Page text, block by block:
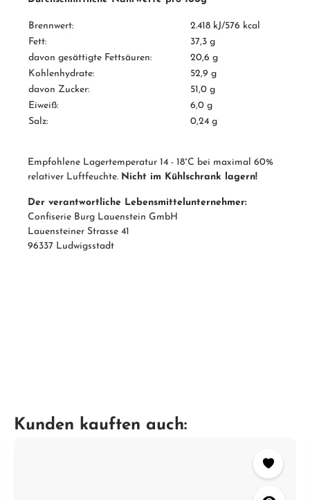
Brennwert:
2.418 kJ/576 kcal
Fett:
37,3 g
davon gesättigte Fettsäuren:
20,6 g
Kohlenhydrate:
52,9 g
davon Zucker:
51,0 g
Eiweiß:
6,0 g
Salz:
0,24 g
Empfohlene Lagertemperatur 14 - 18°C bei maximal 60%
relativer Luftfeuchte. Nicht im Kühlschrank lagern!
Der verantwortliche Lebensmittelunternehmer:
Confiserie Burg Lauenstein GmbH
Lauensteiner Strasse 41
96337 Ludwigsstadt
Kunden kauften auch: